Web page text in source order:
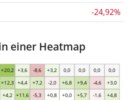
-24,92%
einer Heatmap
+4,2 +11,6 -5,3 +0,8 +0,0 +5,7 -1,6 +4,8
+12,3 +4,4 +7,2 -2,0 +6,8 +9,4 -4,6 +3,0
+20,2 +3,6 -8,6 +3,2 0,0 0,0 0,0 0,0